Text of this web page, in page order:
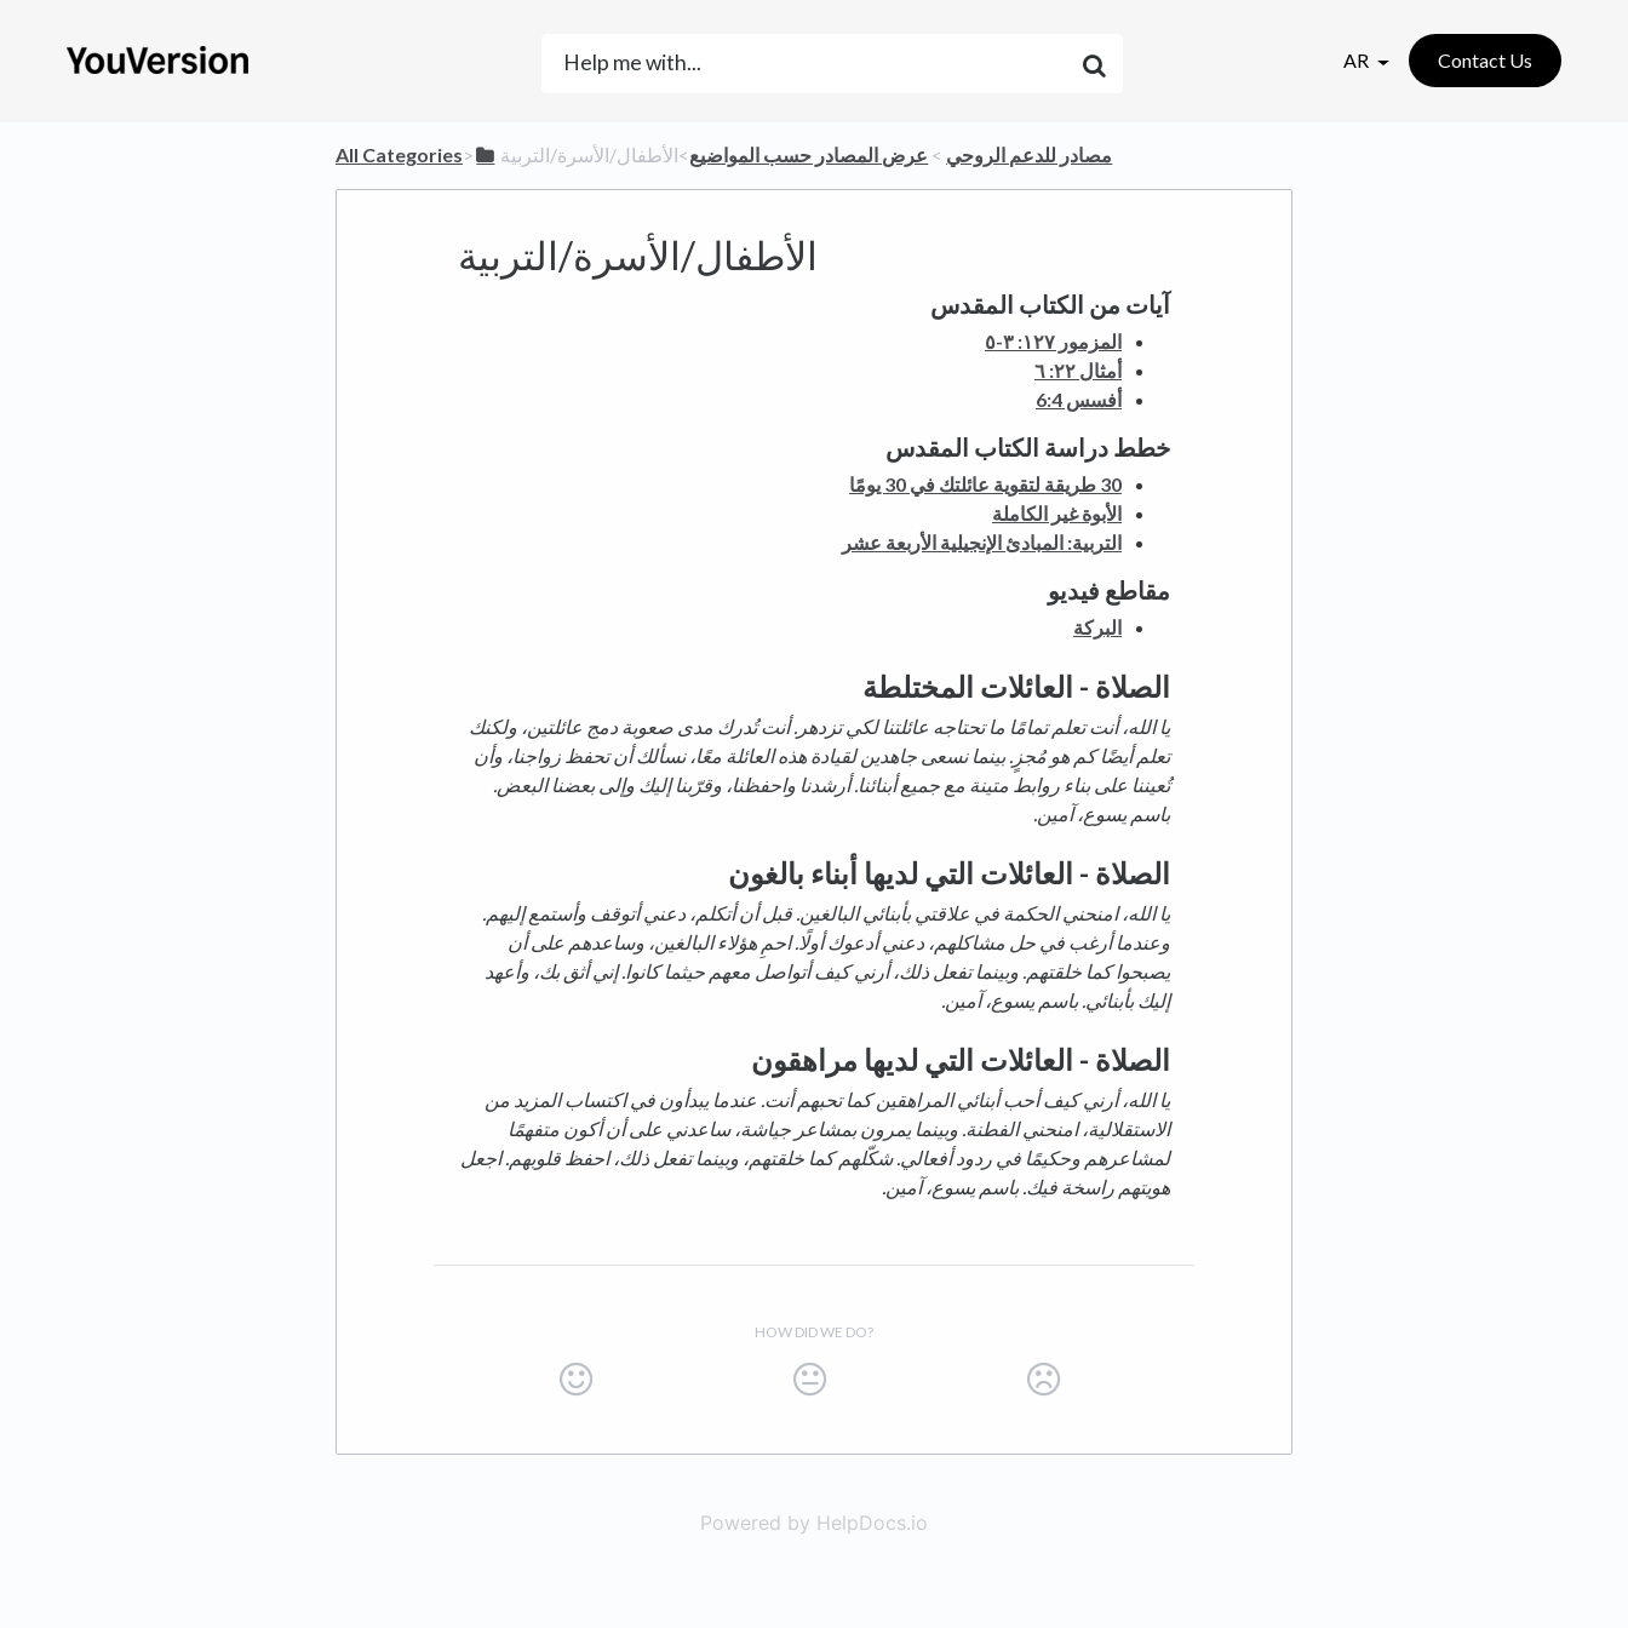
AR Contact Us
All Categories​>​ ​مصادر للدعم الروحي ​ > ​ ​عرض المصادر حسب المواضيع​>​ الأطفال/الأسرة/التربية
الأطفال/الأسرة/التربية
آيات من الكتاب المقدس
المزمور ١٢٧: ٣-٥
أمثال ٢٢: ٦
أفسس 6:4
خطط دراسة الكتاب المقدس
30 طريقة لتقوية عائلتك في 30 يومًا
الأبوة غير الكاملة
التربية: المبادئ الإنجيلية الأربعة عشر
مقاطع فيديو
البركة
الصلاة - العائلات المختلطة
يا الله، أنت تعلم تمامًا ما تحتاجه عائلتنا لكي تزدهر. أنت تُدرك مدى صعوبة دمج عائلتين، ولكنك
تعلم أيضًا كم هو مُجزٍ. بينما نسعى جاهدين لقيادة هذه العائلة معًا، نسألك أن تحفظ زواجنا، وأن
تُعيننا على بناء روابط متينة مع جميع أبنائنا. أرشدنا واحفظنا، وقرّبنا إليك وإلى بعضنا البعض.
باسم يسوع، آمين.
الصلاة - العائلات التي لديها أبناء بالغون
يا الله، امنحني الحكمة في علاقتي بأبنائي البالغين. قبل أن أتكلم، دعني أتوقف وأستمع إليهم.
وعندما أرغب في حل مشاكلهم، دعني أدعوك أولًا. احمِ هؤلاء البالغين، وساعدهم على أن
يصبحوا كما خلقتهم. وبينما تفعل ذلك، أرني كيف أتواصل معهم حيثما كانوا. إني أثق بك، وأعهد
إليك بأبنائي. باسم يسوع، آمين.
الصلاة - العائلات التي لديها مراهقون
يا الله، أرني كيف أحب أبنائي المراهقين كما تحبهم أنت. عندما يبدأون في اكتساب المزيد من
الاستقلالية، امنحني الفطنة. وبينما يمرون بمشاعر جياشة، ساعدني على أن أكون متفهمًا
لمشاعرهم وحكيمًا في ردود أفعالي. شكّلهم كما خلقتهم، وبينما تفعل ذلك، احفظ قلوبهم. اجعل
هويتهم راسخة فيك. باسم يسوع، آمين.
HOW DID WE DO?
Powered by HelpDocs.io